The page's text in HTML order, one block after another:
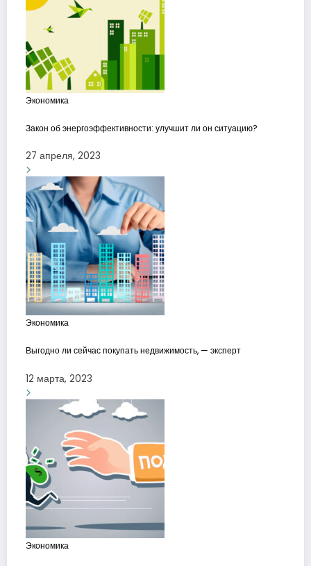
Экономика
Закон об энергоэффективности: улучшит ли он ситуацию?
27 апреля, 2023
Экономика
Выгодно ли сейчас покупать недвижимость, — эксперт
12 марта, 2023
Экономика